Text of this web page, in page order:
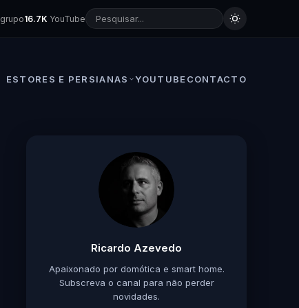
grupo16.7K YouTube
ESTORES E PERSIANAS YOUTUBE CONTACTO
Ricardo Azevedo
Apaixonado por domótica e smart home.
Subscreva o canal para não perder
novidades.